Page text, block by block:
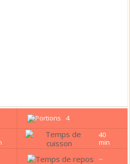
4
40
min
--